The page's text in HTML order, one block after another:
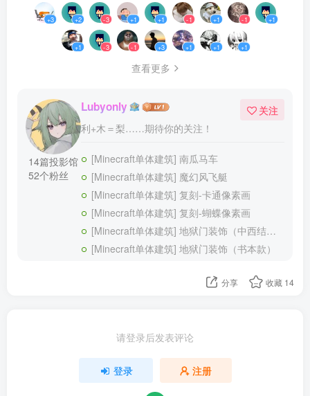
+3 +2 -3 +1 +1 -1 +1 -1 +1
+1 -3 -1 +3 +1 +1 +1
查看更多
14篇投影馆
52个粉丝
Lubyonly
利+木＝梨……期待你的关注！
关注
[Minecraft单体建筑] 南瓜马车
[Minecraft单体建筑] 魔幻风飞艇
[Minecraft单体建筑] 复刻-卡通像素画
[Minecraft单体建筑] 复刻-蝴蝶像素画
[Minecraft单体建筑] 地狱门装饰（中西结合款）
[Minecraft单体建筑] 地狱门装饰（书本款）
分享 收藏 14
请登录后发表评论
登录 注册